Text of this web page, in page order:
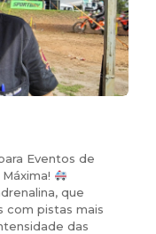
Eventos de
que
com pistas mais
das